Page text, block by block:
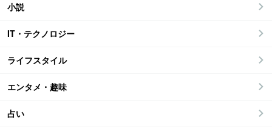
小説
IT・テクノロジー
ライフスタイル
エンタメ・趣味
占い